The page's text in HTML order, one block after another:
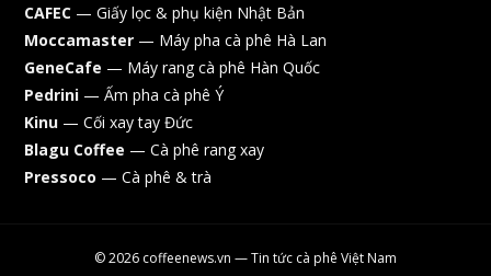
CAFEC — Giấy lọc & phụ kiện Nhật Bản
Moccamaster — Máy pha cà phê Hà Lan
GeneCafe — Máy rang cà phê Hàn Quốc
Pedrini — Ấm pha cà phê Ý
Kinu — Cối xay tay Đức
Blagu Coffee — Cà phê rang xay
Pressoco — Cà phê & trà
© 2026 coffeenews.vn — Tin tức cà phê Việt Nam